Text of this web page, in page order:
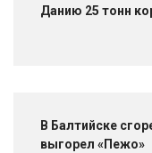
Данию 25 тонн
В Балтийске
выгорел «Пежо»